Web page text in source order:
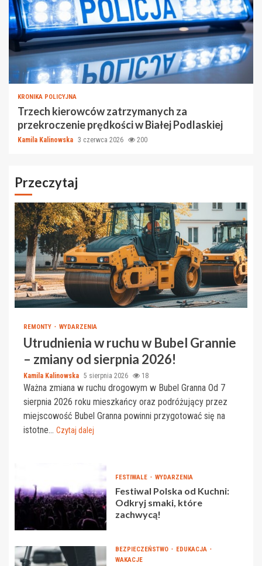
KRONIKA POLICYJNA
Trzech kierowców zatrzymanych za
przekroczenie prędkości w Białej Podlaskiej
Kamila Kalinowska 3 czerwca 2026 200
Przeczytaj
REMONTY WYDARZENIA
Utrudnienia w ruchu w Bubel Grannie
– zmiany od sierpnia 2026!
Kamila Kalinowska 5 sierpnia 2026 18
Ważna zmiana w ruchu drogowym w Bubel Granna Od 7
sierpnia 2026 roku mieszkańcy oraz podróżujący przez
miejscowość Bubel Granna powinni przygotować się na
istotne... Czytaj dalej
FESTIWALE WYDARZENIA
Festiwal Polska od Kuchni:
Odkryj smaki, które
zachwycą!
BEZPIECZEŃSTWO
EDUKACJA
WAKACJE